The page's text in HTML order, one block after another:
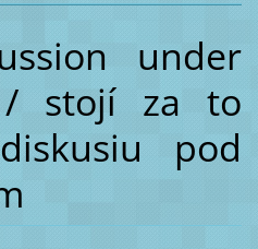
under
stojí za to
pod